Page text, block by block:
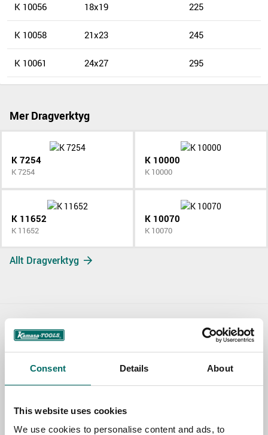
Consent Details About
This website uses cookies
We use cookies to personalise content and ads, to
K 10056 18x19 225
K 10058 21x23 245
K 10061 24x27 295
Mer Dragverktyg
K 7254
K 7254
K 10000
K 10000
K 11652
K 11652
K 10070
K 10070
Allt Dragverktyg
Contact us
NAME